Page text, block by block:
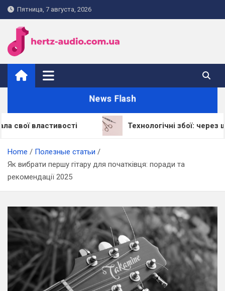
Skip
to
content
Пятница, 7 августа, 2026
hertz-audio.com.ua
News Flash
Технологічні збої: через що LED-
Home
Полезные статьи
Як вибрати першу гітару для початківця: поради та
рекомендації 2025